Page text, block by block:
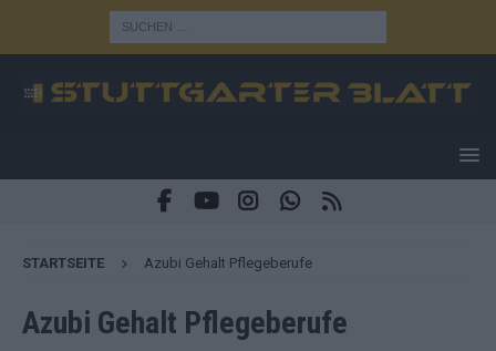
STARTSEITE Azubi Gehalt Pflegeberufe
Azubi Gehalt Pflegeberufe